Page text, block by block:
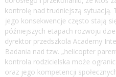
kontrolę nad trudniejszą sytuacją.
jego konsekwencje często stają
późniejszych etapach rozwoju
dyrektor przedszkola Academy
Badania nad tzw. „helicopter
kontrola rodzicielska może
oraz jego kompetencji